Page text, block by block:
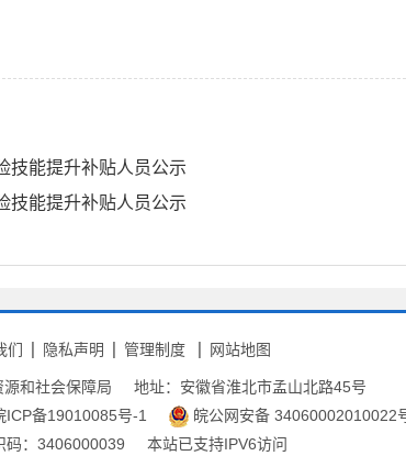
技能提升补贴人员公示
技能提升补贴人员公示
们 隐私声明 管理制度 网站地图
和社会保障局
地址：安徽省淮北市孟山北路45号
ICP备19010085号-1
皖公网安备 34060002010022
码：3406000039
本站已支持IPV6访问